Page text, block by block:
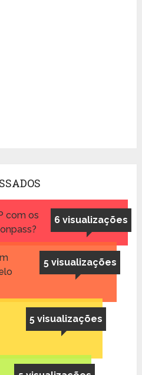
6 visualizações
com os
5 visualizações
5 visualizações